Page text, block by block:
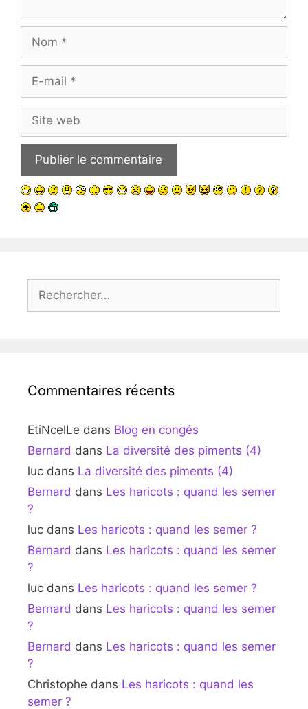
mail
web
Commentaires récents
EtiNcelLe dans Blog en congés
Bernard dans La diversité des piments (4)
luc dans La diversité des piments (4)
Bernard dans Les haricots : quand les semer
?
luc dans Les haricots : quand les semer ?
Bernard dans Les haricots : quand les semer
?
luc dans Les haricots : quand les semer ?
Bernard dans Les haricots : quand les semer
?
Bernard dans Les haricots : quand les semer
?
Christophe dans Les haricots : quand les
semer ?